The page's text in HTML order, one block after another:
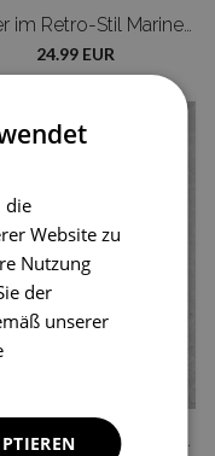
Poster im Retro-Stil Marine Copeoda Ernst Haeckel
24.99 EUR
Plakat für den Frieden Ernst Haeckel Meer Quallen
die
Website zu
Nutzung
der
unserer